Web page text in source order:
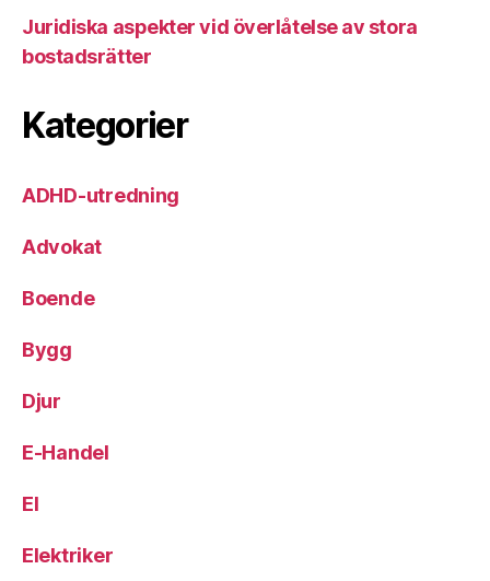
Juridiska aspekter vid överlåtelse av stora
bostadsrätter
Kategorier
ADHD-utredning
Advokat
Boende
Bygg
Djur
E-Handel
El
Elektriker